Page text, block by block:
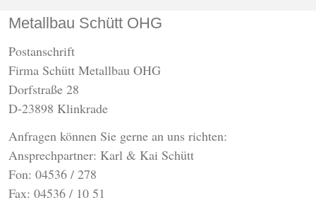
Metallbau Schütt OHG
Postanschrift
Firma Schütt Metallbau OHG
Dorfstraße 28
D-23898 Klinkrade
Anfragen können Sie gerne an uns richten:
Ansprechpartner: Karl & Kai Schütt
Fon: 04536 / 278
Fax: 04536 / 10 51